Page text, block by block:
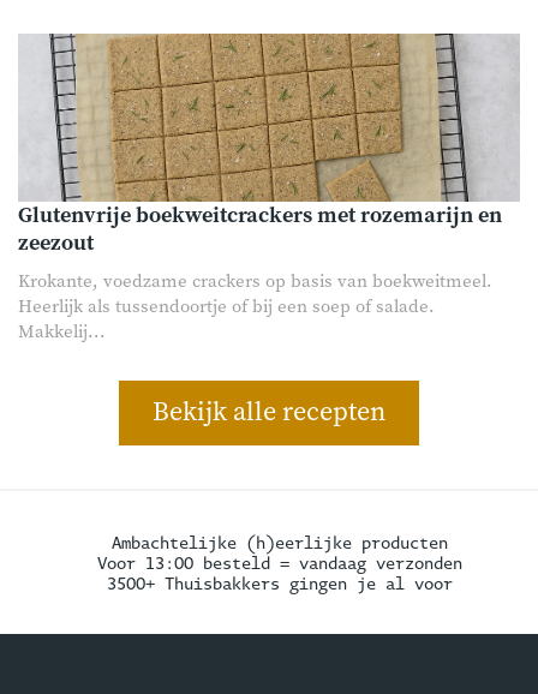
Glutenvrije boekweitcrackers met rozemarijn en
zeezout
Krokante, voedzame crackers op basis van boekweitmeel.
Heerlijk als tussendoortje of bij een soep of salade.
Makkelij...
Bekijk alle recepten
Ambachtelijke (h)eerlijke producten
Voor 13:00 besteld = vandaag verzonden
3500+ Thuisbakkers gingen je al voor